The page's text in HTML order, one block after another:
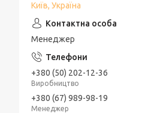
Київ, Україна
Менеджер
+380 (50) 202-12-36
Виробництво
+380 (67) 989-98-19
Менеджер